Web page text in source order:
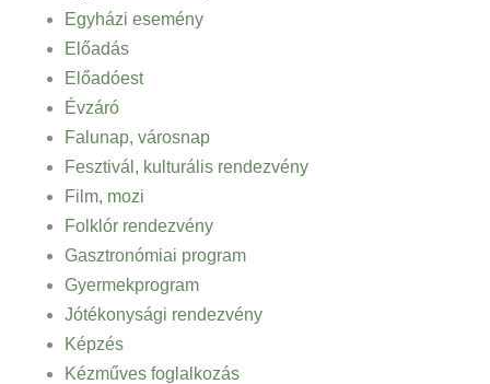
Egyházi esemény
Előadás
Előadóest
Évzáró
Falunap, városnap
Fesztivál, kulturális rendezvény
Film, mozi
Folklór rendezvény
Gasztronómiai program
Gyermekprogram
Jótékonysági rendezvény
Képzés
Kézműves foglalkozás